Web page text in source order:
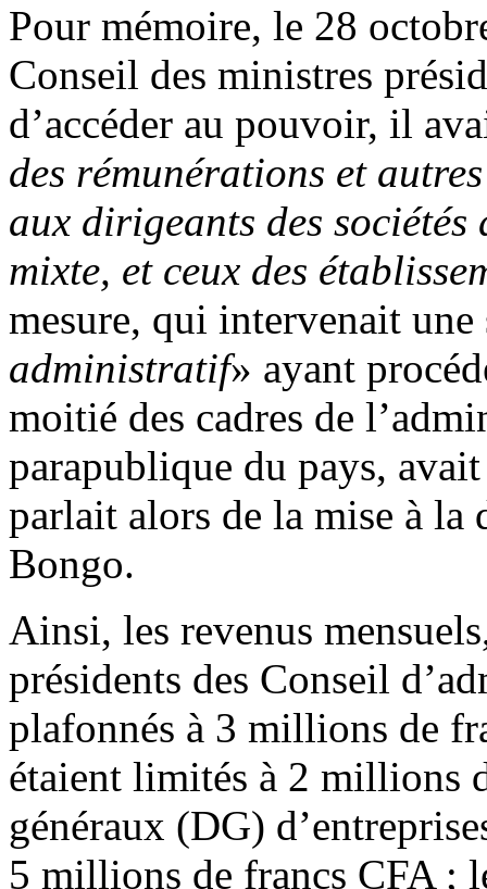
Pour mémoire, le 28
Conseil des ministres
d’accéder au pouvoir, il
des rémunérations et
aux dirigeants des sociétés
mixte, et ceux des
mesure, qui intervenait une
administratif» ayant
moitié des cadres de
parapublique du pays,
parlait alors de la mise à la
Bongo.
Ainsi, les revenus
présidents des Conseil
plafonnés à 3 millions de
étaient limités à 2 millions
généraux (DG)
5 millions de francs CFA ;